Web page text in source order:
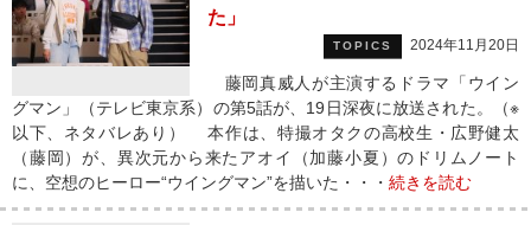
た」
TOPICS 2024年11月20日
藤岡真威人が主演するドラマ「ウイン
グマン」（テレビ東京系）の第5話が、19日深夜に放送された。（※
以下、ネタバレあり） 本作は、特撮オタクの高校生・広野健太
（藤岡）が、異次元から来たアオイ（加藤小夏）のドリムノート
に、空想のヒーロー“ウイングマン”を描いた・・・ 続きを読む